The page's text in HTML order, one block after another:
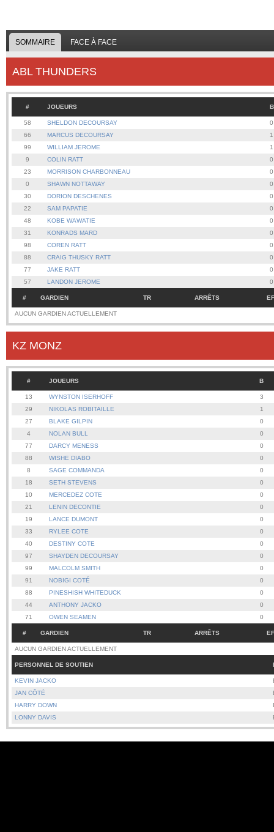
SOMMAIRE FACE À FACE
ABL THUNDERS
# JOUEURS B
58 SHELDON DECOURSAY
0
66
MARCUS DECOURSAY
1
99
WILLIAM JEROME
1
9
COLIN RATT
0
23
MORRISON CHARBONNEAU
0
0
SHAWN NOTTAWAY
0
30
DORION DESCHENES
0
22
SAM PAPATIE
0
48
KOBE WAWATIE
0
31
KONRADS MARD
0
98
COREN RATT
0
88
CRAIG THUSKY RATT
0
77
JAKE RATT
0
57
LANDON JEROME 0
# GARDIEN TR ARRÊTS
AUCUN GARDIEN ACTUELLEMENT
KZ MONZ
# JOUEURS B
13 WYNSTON ISERHOFF
3
29
NIKOLAS ROBITAILLE
1
27
BLAKE GILPIN
0
4
NOLAN BULL
0
77
DARCY MENESS
0
88
WISHE DIABO
0
8
SAGE COMMANDA
0
18
SETH STEVENS
0
10
MERCEDEZ COTE
0
21
LENIN DECONTIE
0
19
LANCE DUMONT
0
33
RYLEE COTE
0
40
DESTINY COTE
0
97
SHAYDEN DECOURSAY
0
99
MALCOLM SMITH
0
91
NOBIGI COTÉ
0
88
PINESHISH WHITEDUCK
0
44
ANTHONY JACKO
0
71
OWEN SEAMEN 0
# GARDIEN TR ARRÊTS
AUCUN GARDIEN ACTUELLEMENT
PERSONNEL DE SOUTIEN
KEVIN JACKO
JAN CÔTÉ
HARRY DOWN
LONNY DAVIS